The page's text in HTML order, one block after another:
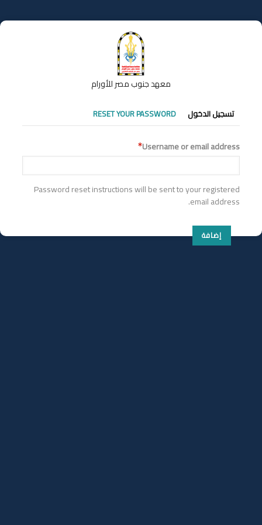
إلى
المحتوى
معهد جنوب مصر للأورام
التبويبات
الأساسية
تسجيل الدخول RESET YOUR PASSWORD
Username or email address
Password reset instructions will be sent to your registered
email address.